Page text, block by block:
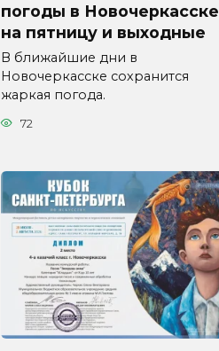
погоды в Новочеркасске
на пятницу и выходные
В ближайшие дни в
Новочеркасске сохранится
жаркая погода.
72